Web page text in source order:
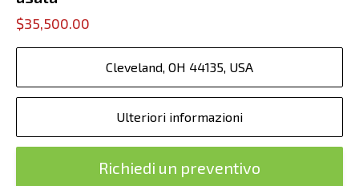
$35,500.00
Cleveland, OH 44135, USA
Ulteriori informazioni
Richiedi un preventivo